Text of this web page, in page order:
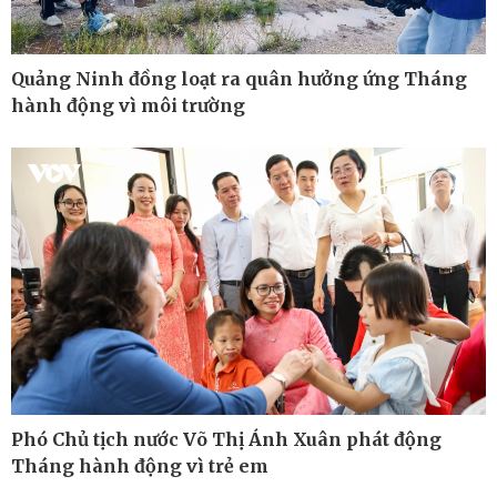
Thế giới
Quan sát
Multimedia
Quảng Ninh đồng loạt ra quân hưởng ứng Tháng
hành động vì môi trường
Phó Chủ tịch nước Võ Thị Ánh Xuân phát động
Tháng hành động vì trẻ em